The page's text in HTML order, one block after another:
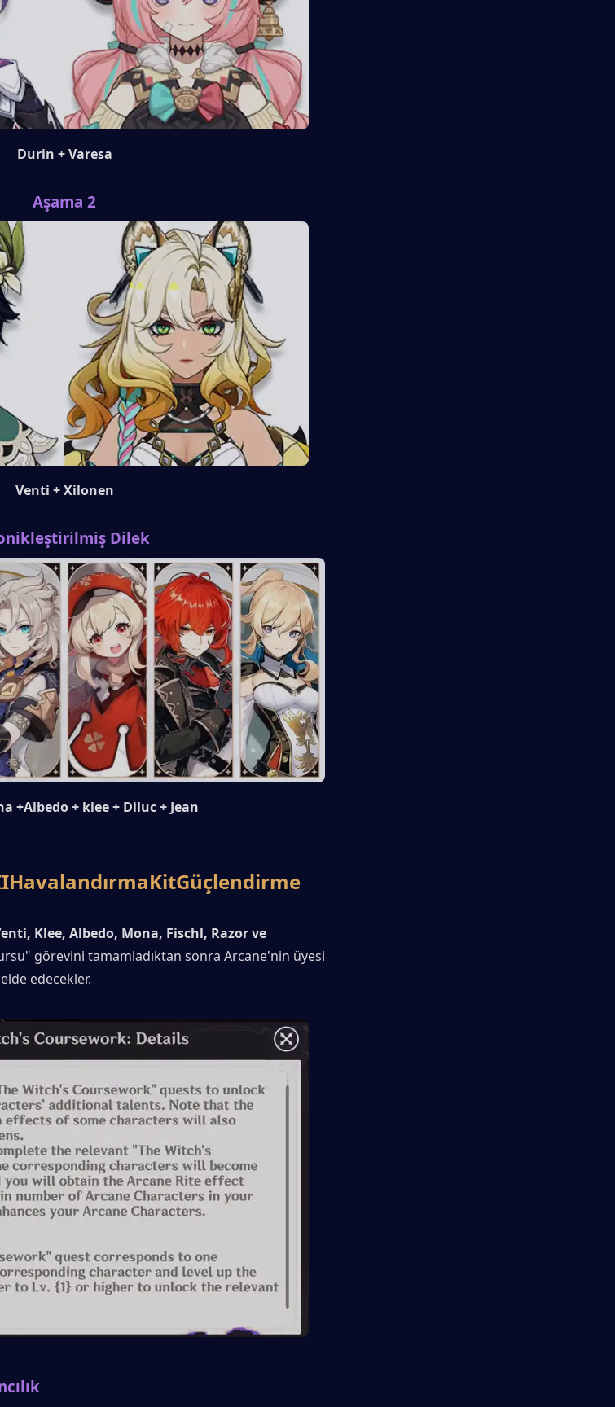
Durin + Varesa
Aşama 2
Venti + Xilonen
Dilek
+Albedo + klee + Diluc + Jean
HavalandırmaKitGüçlendirme
Klee, Albedo, Mona, Fischl, Razor ve
görevini tamamladıktan sonra Arcane'nin üyesi
edecekler.